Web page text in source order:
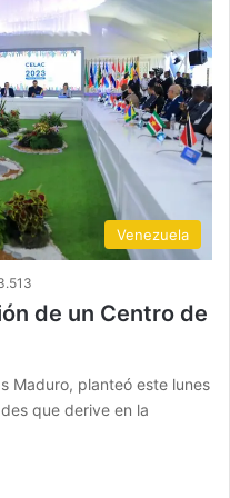
Venezuela
de un Centro de
Maduro, planteó este lunes
que derive en la